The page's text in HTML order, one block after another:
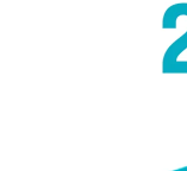
сөздерден
соңы